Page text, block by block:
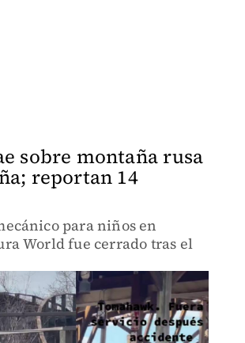
sobre montaña rusa
reportan 14
para niños en
World fue cerrado tras el